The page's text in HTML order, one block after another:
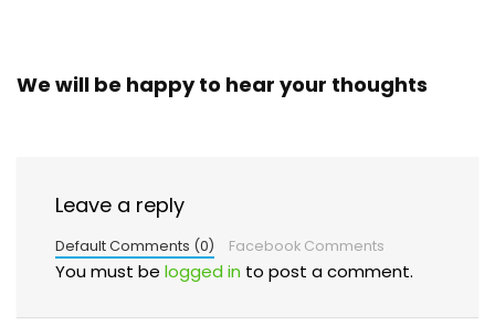
We will be happy to hear your thoughts
Leave a reply
Default Comments (0) Facebook Comments
You must be logged in to post a comment.